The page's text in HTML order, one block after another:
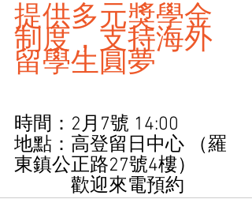
提供多元獎學金
制度，支持海外
留學生圓夢
時間：2月7號 14:00
地點：高登留日中心 （羅
東鎮公正路27號4樓）
            歡迎來電預約